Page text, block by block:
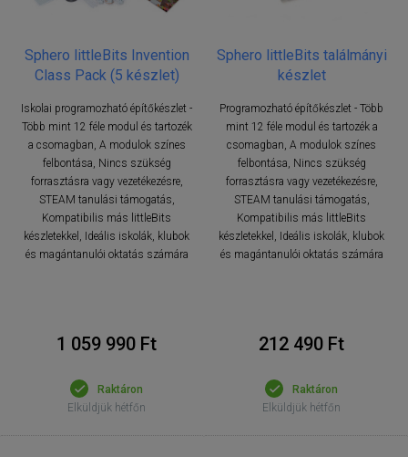
Sphero littleBits Invention
Class Pack (5 készlet)
Iskolai programozható építőkészlet -
Több mint 12 féle modul és tartozék
a csomagban, A modulok színes
felbontása, Nincs szükség
forrasztásra vagy vezetékezésre,
STEAM tanulási támogatás,
Kompatibilis más littleBits
készletekkel, Ideális iskolák, klubok
és magántanulói oktatás számára
1 059 990 Ft
Raktáron
Elküldjük hétfőn
Sphero littleBits találmányi
készlet
Programozható építőkészlet - Több
mint 12 féle modul és tartozék a
csomagban, A modulok színes
felbontása, Nincs szükség
forrasztásra vagy vezetékezésre,
STEAM tanulási támogatás,
Kompatibilis más littleBits
készletekkel, Ideális iskolák, klubok
és magántanulói oktatás számára
212 490 Ft
Raktáron
Elküldjük hétfőn